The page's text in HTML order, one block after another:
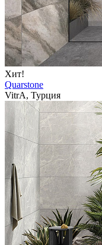
Хит!
Quarstone
VitrA, Турция